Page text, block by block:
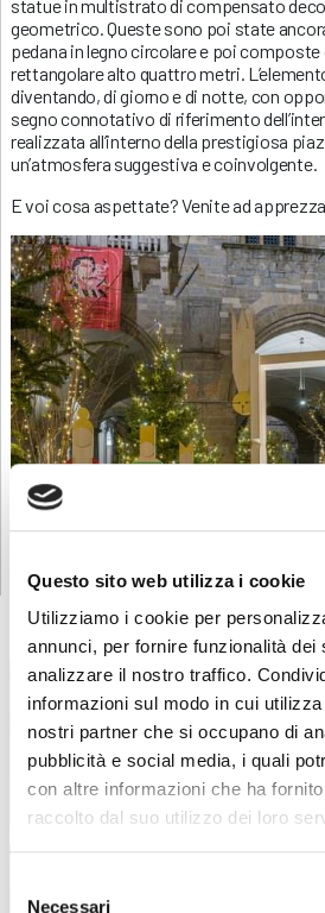
Questo sito web utilizza i cookie
Utilizziamo i cookie per
annunci, per fornire funzionalità dei
analizzare il nostro traffico.
informazioni sul modo in cui
nostri partner che si occupano di
pubblicità e social media, i quali
con altre informazioni che ha
raccolto dal suo utilizzo dei loro
Necessari
statue in multistrato di compensato
geometrico. Queste sono poi state
pedana in legno circolare e poi
rettangolare alto quattro metri.
diventando, di giorno e di notte, con
segno connotativo di riferimento
realizzata all’interno della prestigiosa
un’atmosfera suggestiva e coinvolgente.
E voi cosa aspettate? Venite ad